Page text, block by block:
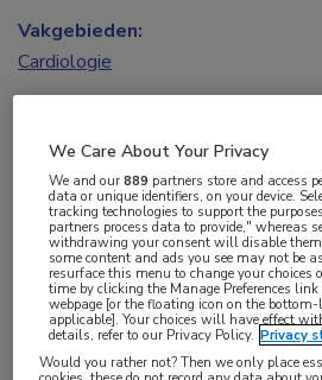
Het gebruik van een virtuele
patiënten na een
Vakgebieden:
Cardiologie
Atherosclerose,
Tags:
artificiële intelligentie,TAVI,
We Care About Your Privacy
We and our889 partners store and access
data or unique identifiers, on your device.
tracking technologies to support the
partners process data to provide," whereas
withdrawing your consent will disable
some content and ads you see may not be
resurface this menu to change your
time by clicking the Manage Preferences
webpage [or the floating icon on the
applicable]. Your choices will have effect
details, refer to our Privacy Policy. Privacy
Would you rather not? Then we only place